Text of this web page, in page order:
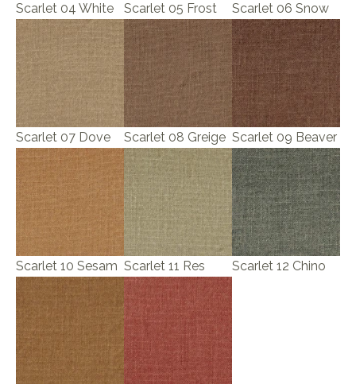
Scarlet 04 White Scarlet 05 Frost Scarlet 06 Snow
Scarlet 07 Dove Scarlet 08 Greige Scarlet 09 Beaver
Scarlet 10 Sesam Scarlet 11 Res Scarlet 12 Chino